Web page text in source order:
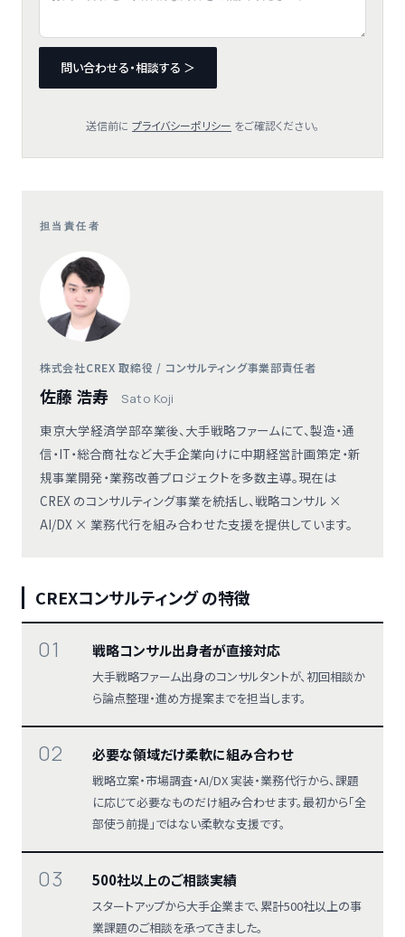
問い合わせる・相談する ＞
送信前に プライバシーポリシー をご確認ください。
担当責任者
株式会社CREX 取締役 / コンサルティング事業部責任者
佐藤 浩寿 Sato Koji
東京大学経済学部卒業後、大手戦略ファームにて、製造・通
信・IT・総合商社など大手企業向けに中期経営計画策定・新
規事業開発・業務改善プロジェクトを多数主導。現在は
CREX のコンサルティング事業を統括し、戦略コンサル ×
AI/DX × 業務代行を組み合わせた支援を提供しています。
CREXコンサルティング の特徴
01 戦略コンサル出身者が直接対応
大手戦略ファーム出身のコンサルタントが、初回相談か
ら論点整理・進め方提案までを担当します。
02 必要な領域だけ柔軟に組み合わせ
戦略立案・市場調査・AI/DX 実装・業務代行から、課題
に応じて必要なものだけ組み合わせます。最初から「全
部使う前提」ではない柔軟な支援です。
03 500社以上のご相談実績
スタートアップから大手企業まで、累計500社以上の事
業課題のご相談を承ってきました。